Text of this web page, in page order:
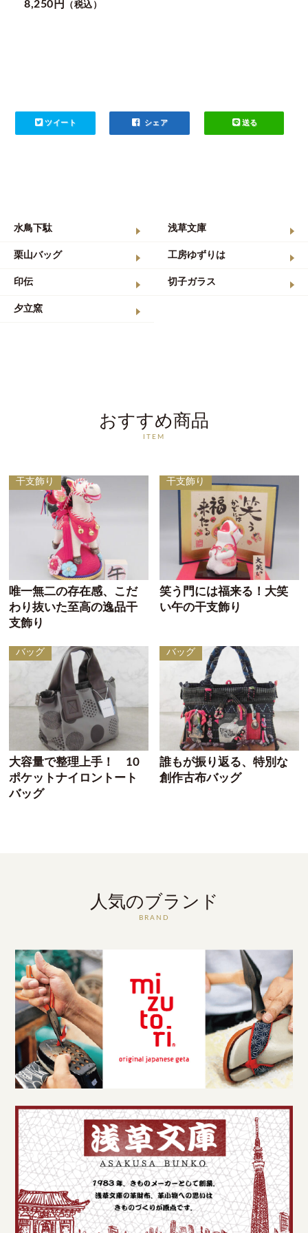
8,250円 （税込）
ツイート シェア 送る
水鳥下駄 浅草文庫
栗山バッグ 工房ゆずりは
印伝 切子ガラス
夕立窯
おすすめ商品
ITEM
干支飾り
唯一無二の存在感、こだ
わり抜いた至高の逸品干
支飾り
干支飾り
笑う門には福来る！大笑
い午の干支飾り
バッグ
大容量で整理上手！ 10
ポケットナイロントート
バッグ
バッグ
誰もが振り返る、特別な
創作古布バッグ
人気のブランド
BRAND